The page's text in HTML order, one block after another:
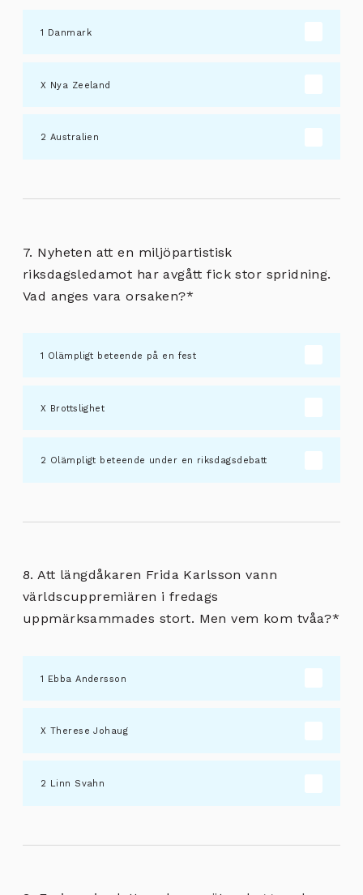
Danmark
Nya Zeeland
Australien
7. Nyheten att en miljöpartistisk
riksdagsledamot har avgått fick stor spridning.
Vad anges vara orsaken?*
Olämpligt beteende på en fest
Brottslighet
Olämpligt beteende under en riksdagsdebatt
8. Att längdåkaren Frida Karlsson vann
världscuppremiären i fredags
uppmärksammades stort. Men vem kom tvåa?*
Ebba Andersson
Therese Johaug
Linn Svahn